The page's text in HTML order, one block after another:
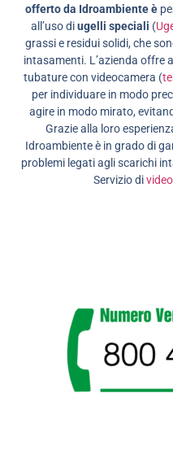
offerto da Idroambiente è
all’uso diugelli speciali (
grassi e residui solidi, che
intasamenti. L’azienda offre
tubature con videocamera (
per individuare in modo
agire in modo mirato,
Grazie alla loro
Idroambiente è in grado di
problemi legati agli scarichi
Servizio di